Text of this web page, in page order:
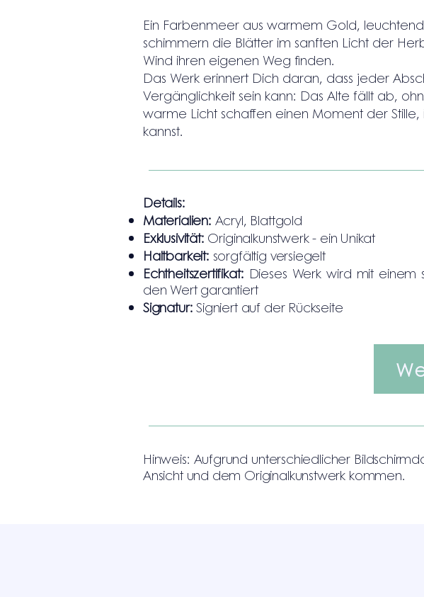
Ein Farbenmeer aus warmem Gold,
schimmern die Blätter im sanften Licht der
Wind ihren eigenen Weg finden.
Das Werk erinnert Dich daran, dass jeder
Vergänglichkeit sein kann: Das Alte fällt ab,
warme Licht schaffen einen Moment der
kannst.
Details:
Materialien: Acryl, Blattgold
Exklusivität: Originalkunstwerk - ein Unikat
Haltbarkeit: sorgfältig versiegelt
Echtheitszertifikat: Dieses Werk wird mit einem
den Wert garantiert
Signatur:Signiert auf der Rückseite
Hinweis: Aufgrund unterschiedlicher
Ansicht und dem Originalkunstwerk kommen.